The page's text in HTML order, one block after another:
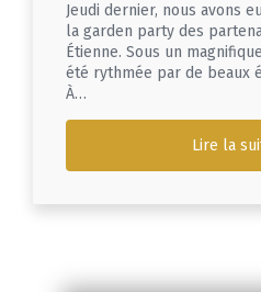
Jeudi dernier, nous avons
la garden party des
Étienne. Sous un
été rythmée par de beaux
À…
Lire la